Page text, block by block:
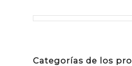
Categorías de los